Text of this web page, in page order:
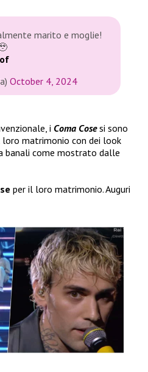
marito e moglie!
October 4, 2024
i Coma Cosesi sono
matrimonio con dei look
banali come mostrato dalle
per il loro matrimonio. Auguri